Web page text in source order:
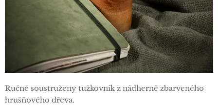
Ručně soustruženy tužkovník z nádherně zbarveného
hrušňového dřeva.